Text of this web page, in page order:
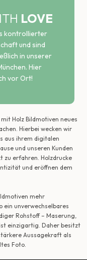
LOVE
kontrollierter
und sind
in unserer
Hier
vor Ort!
Holz Bildmotiven neues
Hierbei wecken wir
aus ihrem digitalen
und unseren Kunden
zu erfahren. Holzdrucke
und eröffnen dem
mehr
ein unverwechselbares
Rohstoff – Maserung,
einzigartig. Daher besitzt
Aussagekraft als
Foto.